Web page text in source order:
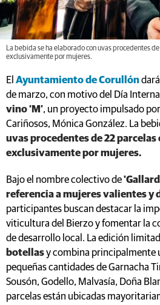
La bebida se ha elaborado con uvas procedentes
exclusivamente por mujeres.
El Ayuntamiento de Corullón
de marzo, con motivo del Día
vino ‘M’, un proyecto impulsado
Cariñosos, Mónica González. La
uvas procedentes de 22
exclusivamente por mujeres.
Bajo el nombre colectivo de
referencia a mujeres valientes y
participantes buscan destacar la
viticultura del Bierzo y fomentar la
de desarrollo local. La edición
botellasy combina principalmente
pequeñas cantidades de Garnacha
Sousón, Godello, Malvasía, Doña
parcelas están ubicadas